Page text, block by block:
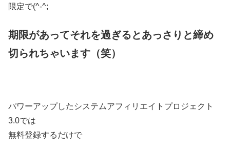
限定で(^-^;
期限があってそれを過ぎるとあっさりと締め
切られちゃいます（笑）
パワーアップしたシステムアフィリエイトプロジェクト
3.0では
無料登録するだけで